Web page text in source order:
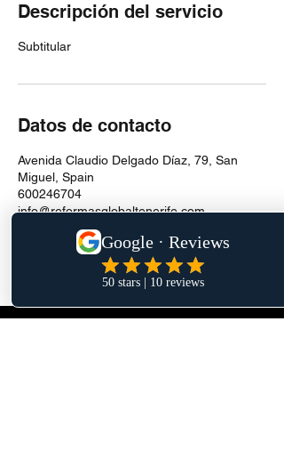
Descripción del servicio
Subtitular
Datos de contacto
Avenida Claudio Delgado Díaz, 79, San
Miguel, Spain
600246704
info@reformasglobaltenerife.com